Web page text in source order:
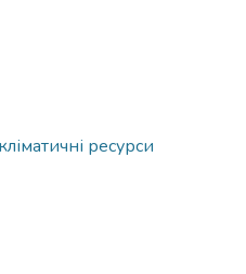
ресурси